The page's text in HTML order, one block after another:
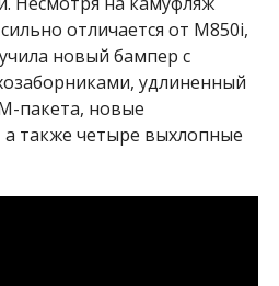
отличается от M850i,
новый бампер с
удлиненный
пакета, новые
а также четыре выхлопные